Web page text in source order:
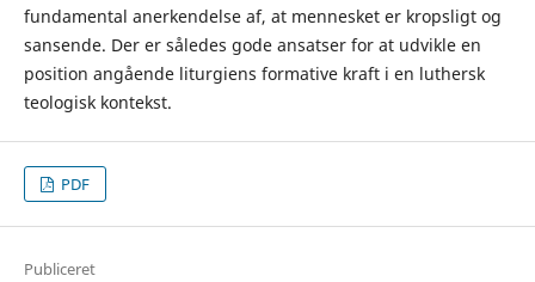
fundamental anerkendelse af, at mennesket er kropsligt og
sansende. Der er således gode ansatser for at udvikle en
position angående liturgiens formative kraft i en luthersk
teologisk kontekst.
PDF
Publiceret